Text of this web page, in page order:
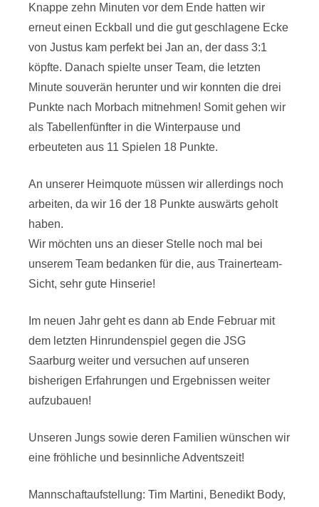
Knappe zehn Minuten vor dem Ende hatten wir
erneut einen Eckball und die gut geschlagene Ecke
von Justus kam perfekt bei Jan an, der dass 3:1
köpfte. Danach spielte unser Team, die letzten
Minute souverän herunter und wir konnten die drei
Punkte nach Morbach mitnehmen! Somit gehen wir
als Tabellenfünfter in die Winterpause und
erbeuteten aus 11 Spielen 18 Punkte.
An unserer Heimquote müssen wir allerdings noch
arbeiten, da wir 16 der 18 Punkte auswärts geholt
haben.
Wir möchten uns an dieser Stelle noch mal bei
unserem Team bedanken für die, aus Trainerteam-
Sicht, sehr gute Hinserie!
Im neuen Jahr geht es dann ab Ende Februar mit
dem letzten Hinrundenspiel gegen die JSG
Saarburg weiter und versuchen auf unseren
bisherigen Erfahrungen und Ergebnissen weiter
aufzubauen!
Unseren Jungs sowie deren Familien wünschen wir
eine fröhliche und besinnliche Adventszeit!
Mannschaftaufstellung: Tim Martini, Benedikt Body,